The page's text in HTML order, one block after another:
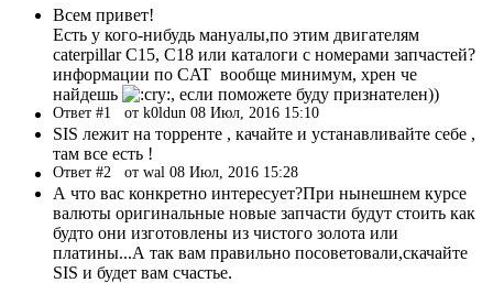
Всем привет!
Есть у кого-нибудь мануалы,по этим двигателям
caterpillar C15, C18 или каталоги с номерами запчастей?
информации по CAT вообще минимум, хрен че
найдешь
, если поможете буду признателен))
Ответ #1 от k0ldun 08 Июл, 2016 15:10
SIS лежит на торренте , качайте и устанавливайте себе ,
там все есть !
Ответ #2 от wal 08 Июл, 2016 15:28
А что вас конкретно интересует?При нынешнем курсе
валюты оригинальные новые запчасти будут стоить как
будто они изготовлены из чистого золота или
платины...А так вам правильно посоветовали,скачайте
SIS и будет вам счастье.